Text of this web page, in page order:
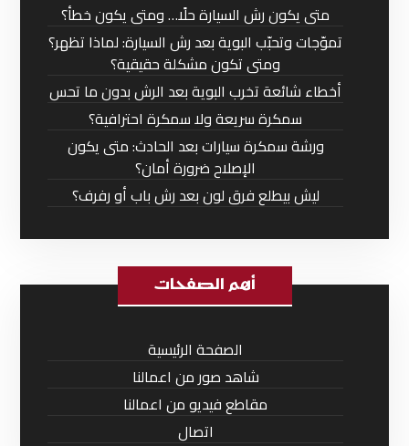
متى يكون رش السيارة حلًا… ومتى يكون خطأ؟
تموّجات وتحبّب البوية بعد رش السيارة: لماذا تظهر؟
ومتى تكون مشكلة حقيقية؟
أخطاء شائعة تخرب البوية بعد الرش بدون ما تحس
سمكرة سريعة ولا سمكرة احترافية؟
ورشة سمكرة سيارات بعد الحادث: متى يكون
الإصلاح ضرورة أمان؟
ليش بيطلع فرق لون بعد رش باب أو رفرف؟
أهم الصفحات
الصفحة الرئيسية
شاهد صور من اعمالنا
مقاطع فيديو من اعمالنا
اتصال